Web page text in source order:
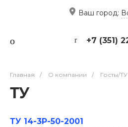
Ваш город:
+7 (351)
Главная / О компании / Госты/ТУ
ТУ
ТУ 14-3Р-50-2001